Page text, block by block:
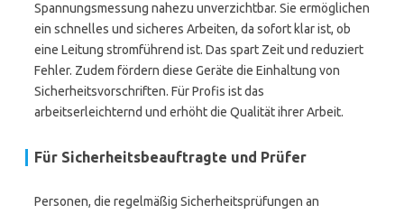
Spannungsmessung nahezu unverzichtbar. Sie ermöglichen
ein schnelles und sicheres Arbeiten, da sofort klar ist, ob
eine Leitung stromführend ist. Das spart Zeit und reduziert
Fehler. Zudem fördern diese Geräte die Einhaltung von
Sicherheitsvorschriften. Für Profis ist das
arbeitserleichternd und erhöht die Qualität ihrer Arbeit.
Für Sicherheitsbeauftragte und Prüfer
Personen, die regelmäßig Sicherheitsprüfungen an